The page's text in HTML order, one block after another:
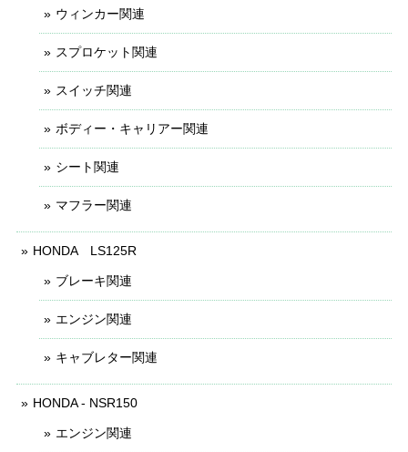
ウィンカー関連
スプロケット関連
スイッチ関連
ボディー・キャリアー関連
シート関連
マフラー関連
HONDA LS125R
ブレーキ関連
エンジン関連
キャブレター関連
HONDA - NSR150
エンジン関連